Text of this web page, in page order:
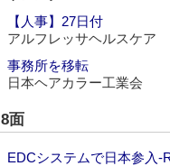
【人事】27日付
アルフレッサヘルスケア
事務所を移転
日本ヘアカラー工業会
8面
EDCシステムで日本参入